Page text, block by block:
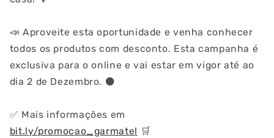
📣 Aproveite esta oportunidade e venha conhecer
todos os produtos com desconto. Esta campanha é
exclusiva para o online e vai estar em vigor até ao
dia 2 de Dezembro. ⚫️
✅ Mais informações em
bit.ly/promocao_garmatel 🛒